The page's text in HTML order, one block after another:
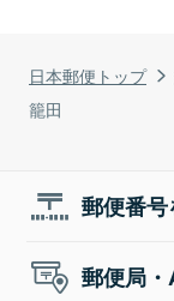
日本郵便トップ
籠田
郵便番
郵便局